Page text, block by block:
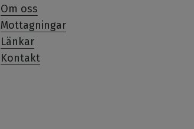
Om oss
Mottagningar
Länkar
Kontakt